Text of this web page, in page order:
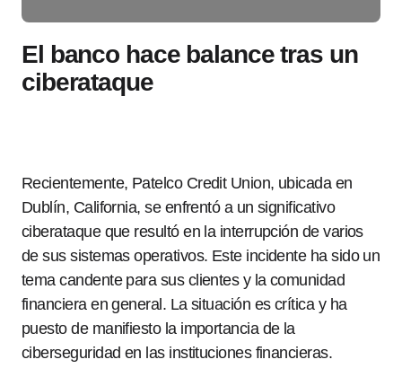
El banco hace balance tras un
ciberataque
Recientemente, Patelco Credit Union, ubicada en
Dublín, California, se enfrentó a un significativo
ciberataque que resultó en la interrupción de varios
de sus sistemas operativos. Este incidente ha sido un
tema candente para sus clientes y la comunidad
financiera en general. La situación es crítica y ha
puesto de manifiesto la importancia de la
ciberseguridad en las instituciones financieras.